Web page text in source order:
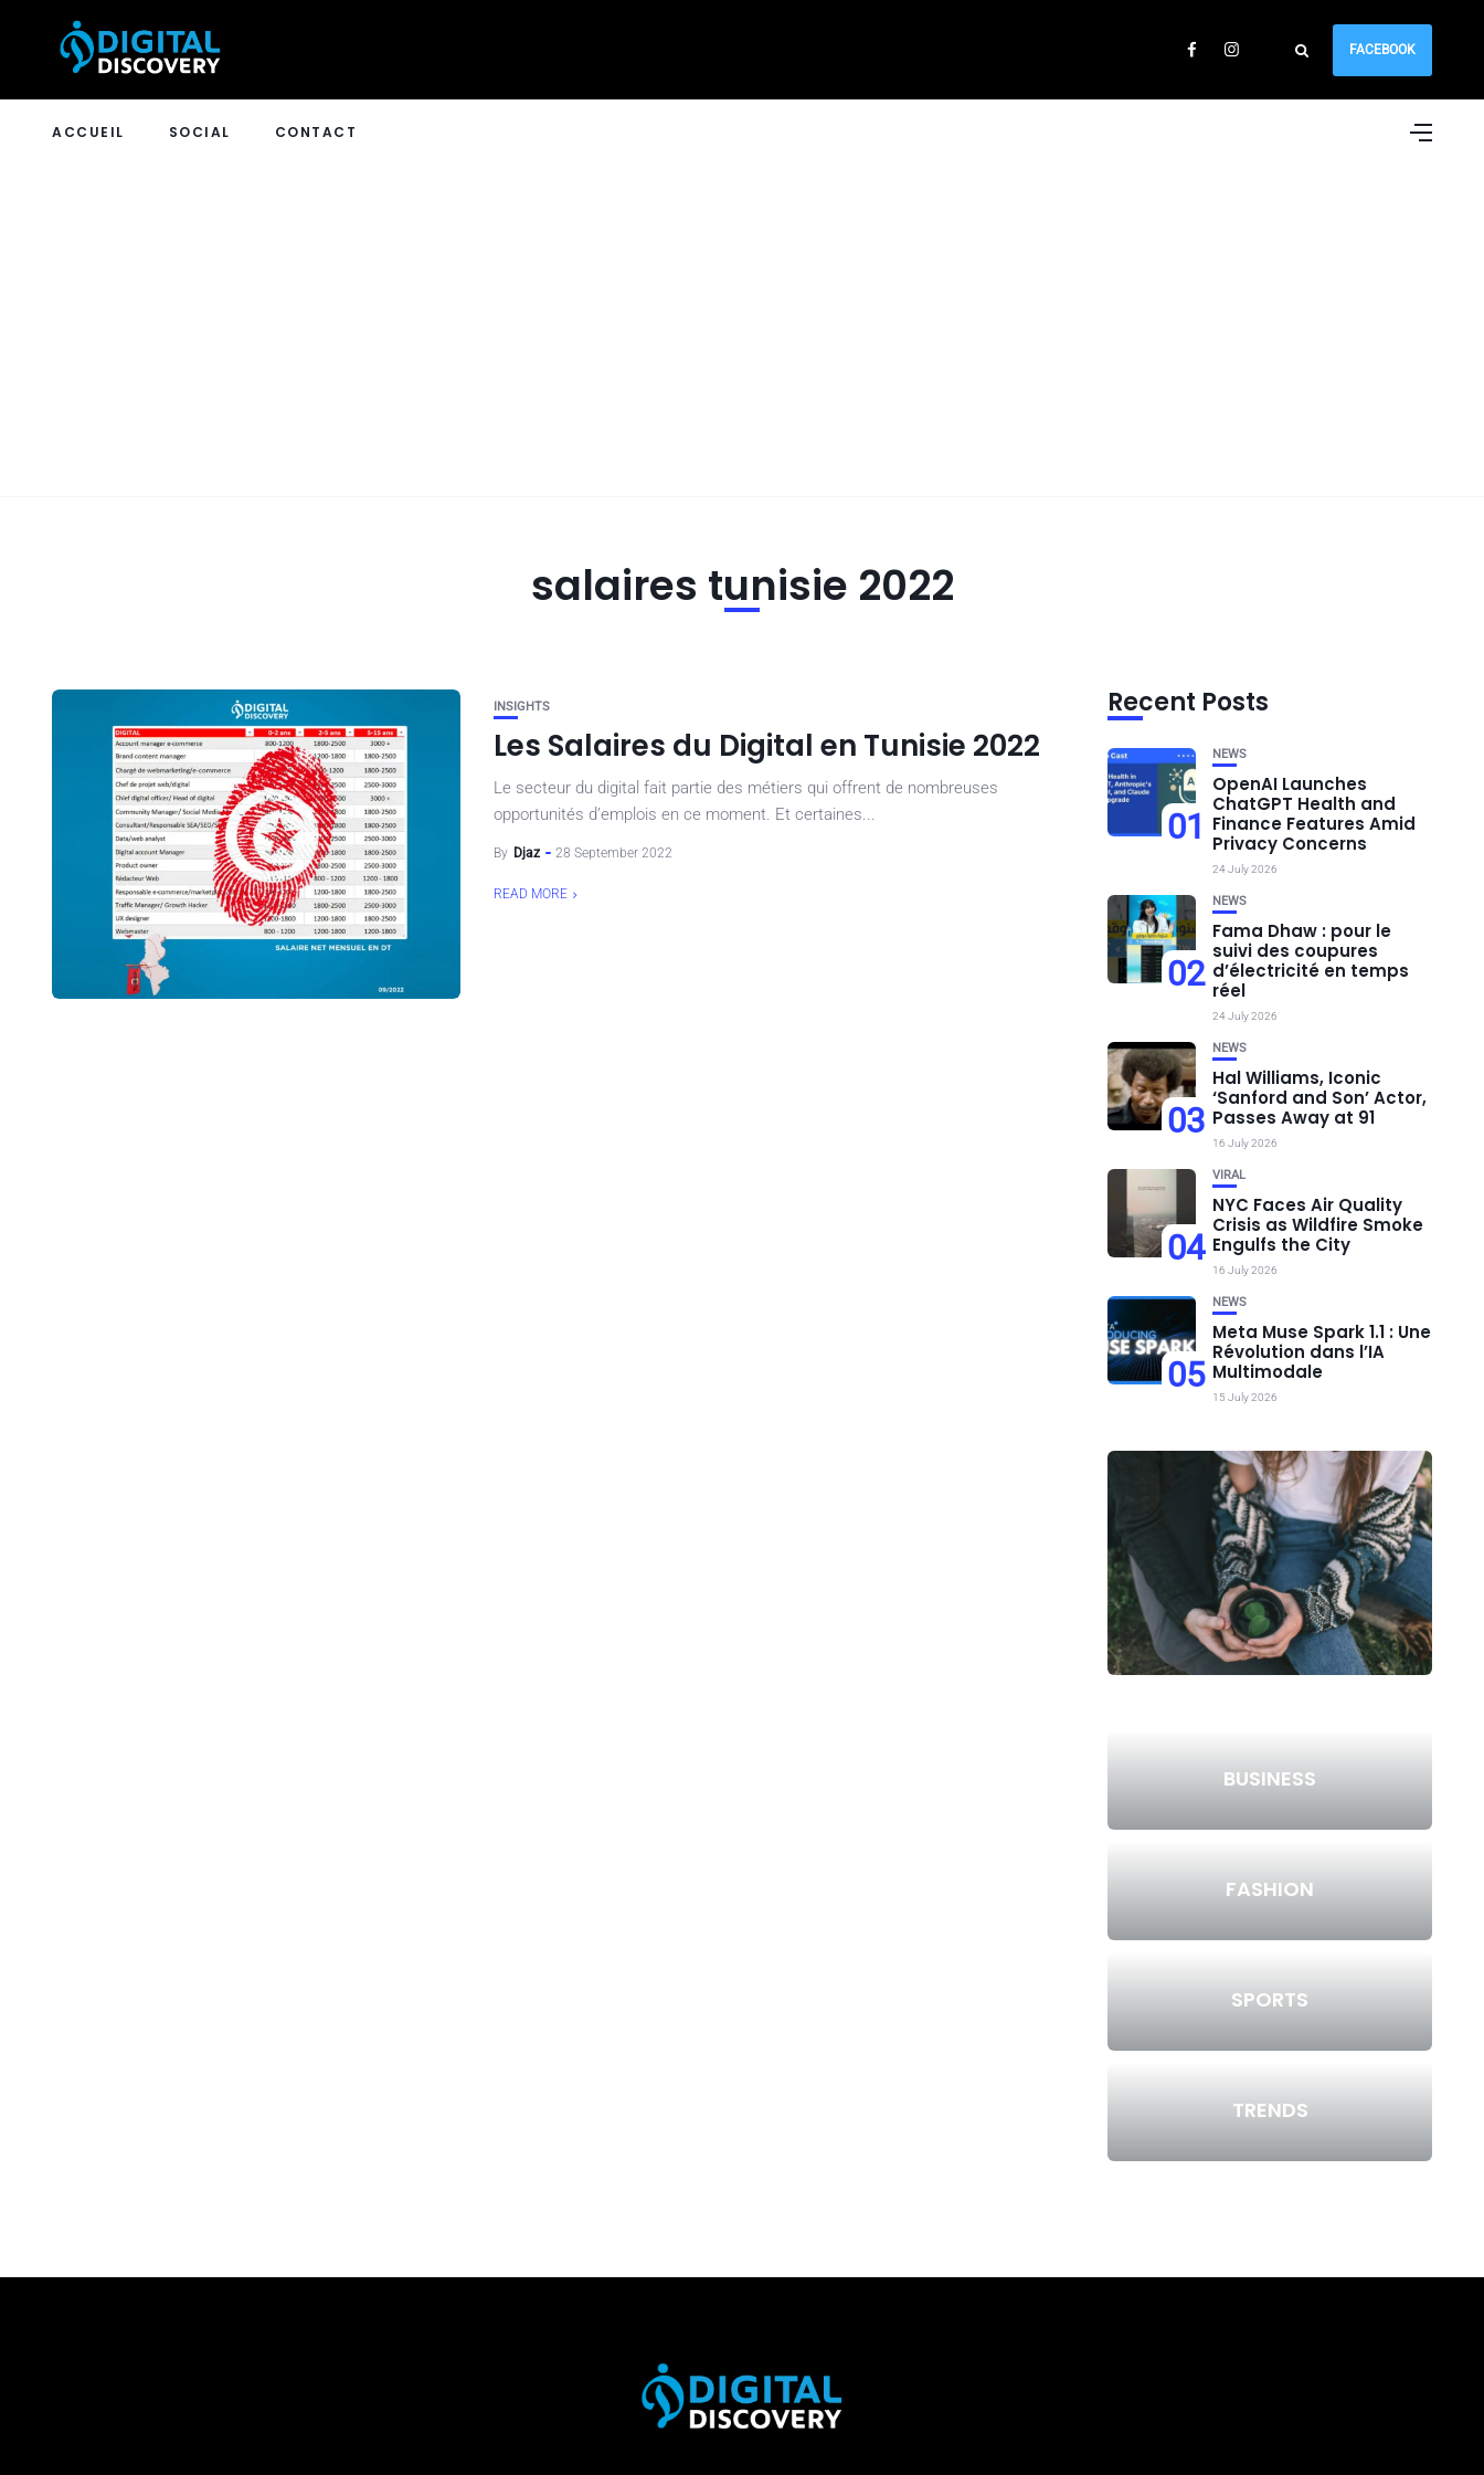
FACEBOOK
ACCUEIL SOCIAL CONTACT
salaires tunisie 2022
INSIGHTS
Les Salaires du Digital en Tunisie 2022
Le secteur du digital fait partie des métiers qui offrent de nombreuses
opportunités d’emplois en ce moment. Et certaines...
By Djaz 28 September 2022
READ MORE
Recent Posts
01
NEWS
OpenAI Launches
ChatGPT Health and
Finance Features Amid
Privacy Concerns
24 July 2026
02
NEWS
Fama Dhaw : pour le
suivi des coupures
d’électricité en temps
réel
24 July 2026
03
NEWS
Hal Williams, Iconic
‘Sanford and Son’ Actor,
Passes Away at 91
16 July 2026
04
VIRAL
NYC Faces Air Quality
Crisis as Wildfire Smoke
Engulfs the City
16 July 2026
05
NEWS
Meta Muse Spark 1.1 : Une
Révolution dans l’IA
Multimodale
15 July 2026
BUSINESS
FASHION
SPORTS
TRENDS